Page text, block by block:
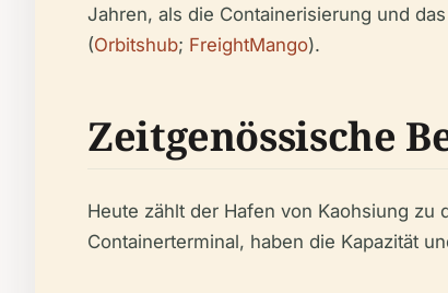
Jahren, als die Containerisierung und
(Orbitshub; FreightMango).
Zeitgenössische
Heute zählt der Hafen von Kaohsiung
Containerterminal, haben die Kapazität